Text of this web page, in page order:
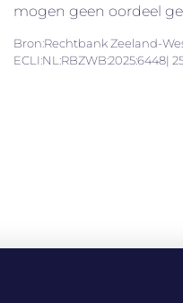
mogen geen oordeel
Bron:Rechtbank Zeeland-
ECLI:NL:RBZWB:2025:6448|